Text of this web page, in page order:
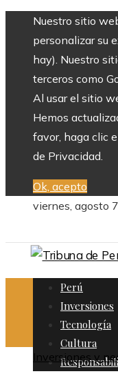
Nuestro sitio
personalizar su
hay). Nuestro
terceros como
Al usar el sitio
Hemos
favor, haga clic
de Privacidad.
Ok, acepto
viernes, agosto 7
Perú
Inversiones
Tecnología
Cultura
Inversiones y